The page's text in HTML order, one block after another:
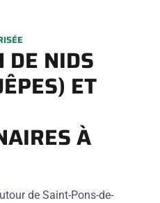
DE NIDS
ET
À
de Saint-Pons-de-